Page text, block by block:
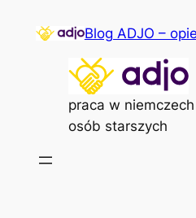
Blog ADJO –
praca w
osób starszych